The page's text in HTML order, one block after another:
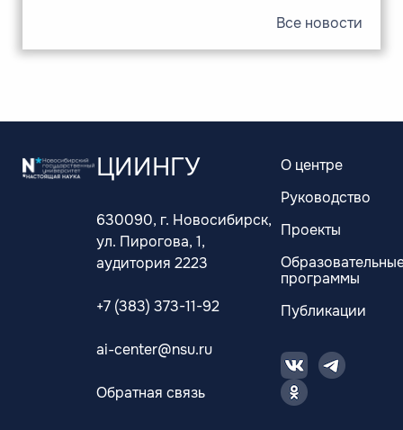
Все новости
ЦИИНГУ
630090, г. Новосибирск,
ул. Пирогова, 1,
аудитория 2223
+7 (383) 373-11-92
ai-center@nsu.ru
Обратная связь
О центре
Руководство
Проекты
программы
Публикации